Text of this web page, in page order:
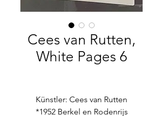
Cees van Rutten,
White Pages 6
Künstler: Cees van Rutten
*1952 Berkel en Rodenrijs